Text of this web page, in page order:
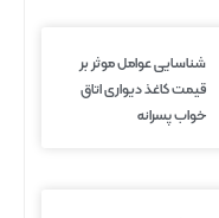
شناسایی عوامل موثر بر
قیمت کاغذ دیواری اتاق
خواب پسرانه